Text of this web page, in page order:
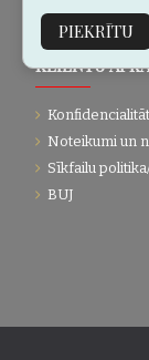
KLIENTU
Noteikumi un
Sīkfailu
BUJ
PIEKRĪTU